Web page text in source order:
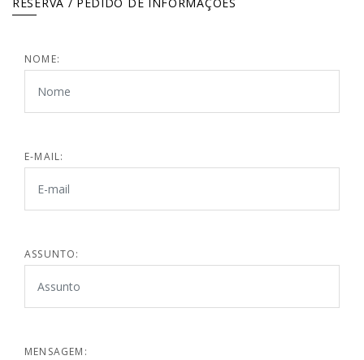
RESERVA / PEDIDO DE INFORMAÇÕES
NOME:
E-MAIL:
ASSUNTO:
MENSAGEM: